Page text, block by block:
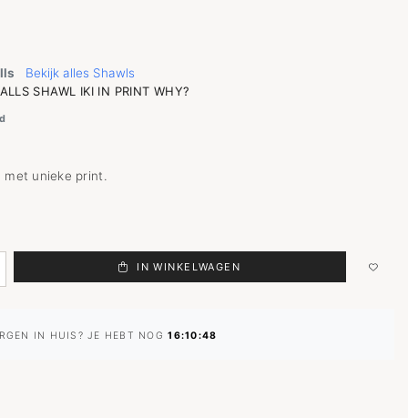
Bekijk alles Shawls
SHAWL IKI IN PRINT WHY?
met unieke print.
IN WINKELWAGEN
IN HUIS? JE HEBT NOG16:10:48